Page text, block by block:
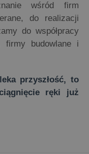
wśród firm
do realizacji
do współpracy
firmy budowlane i
przyszłość, to
ręki już